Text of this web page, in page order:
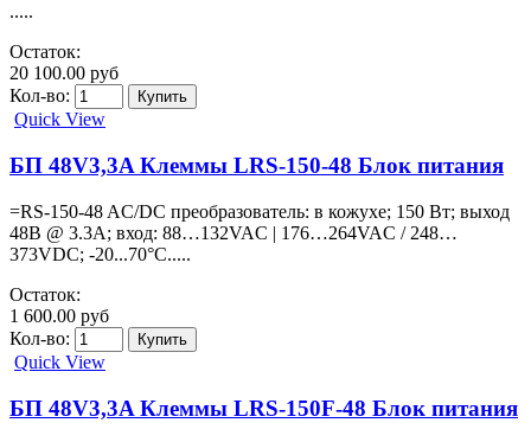
.....
Остаток:
20 100.00 руб
Кол-во:
Quick View
БП 48V3,3A Клеммы LRS-150-48 Блок питания
=RS-150-48 AC/DC преобразователь: в кожухе; 150 Вт; выход
48В @ 3.3А; вход: 88…132VAC | 176…264VAC / 248…
373VDC; -20...70°C.....
Остаток:
1 600.00 руб
Кол-во:
Quick View
БП 48V3,3A Клеммы LRS-150F-48 Блок питания